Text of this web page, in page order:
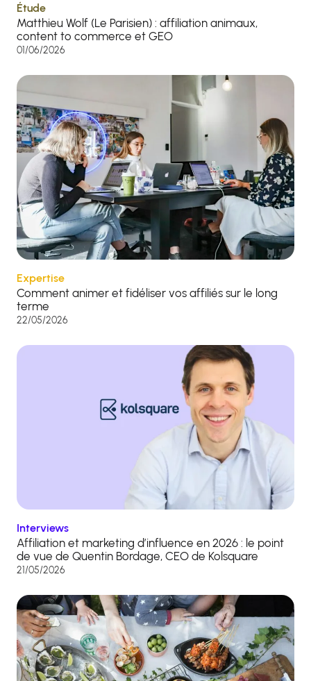
Étude
Matthieu Wolf (Le Parisien) : affiliation animaux,
content to commerce et GEO
01/06/2026
Expertise
Comment animer et fidéliser vos affiliés sur le long
terme
22/05/2026
Interviews
Affiliation et marketing d’influence en 2026 : le point
de vue de Quentin Bordage, CEO de Kolsquare
21/05/2026